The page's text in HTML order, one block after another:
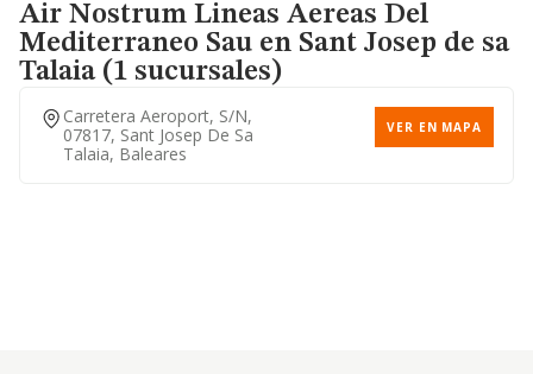
Air Nostrum Lineas Aereas Del
Mediterraneo Sau en Sant Josep de sa
Talaia (1 sucursales)
Carretera Aeroport, S/n,
07817, Sant Josep De Sa
Talaia, Baleares
VER EN MAPA